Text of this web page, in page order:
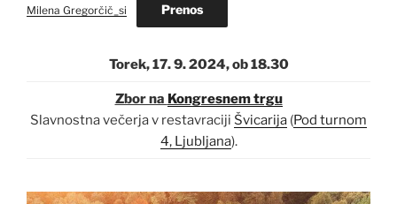
Milena Gregorčič_si Prenos
Torek, 17. 9. 2024, ob 18.30
Zbor na Kongresnem trgu
Slavnostna večerja v restavraciji Švicarija (Pod turnom
4, Ljubljana).